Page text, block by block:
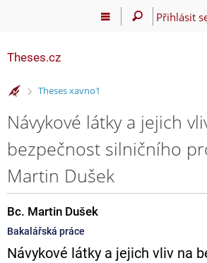
Přihlásit
Theses.cz
>
Theses xavno1
Návykové látky a jejich
bezpečnost silničního
Martin Dušek
Bc. Martin Dušek
Bakalářská práce
Návykové látky a jejich vliv na